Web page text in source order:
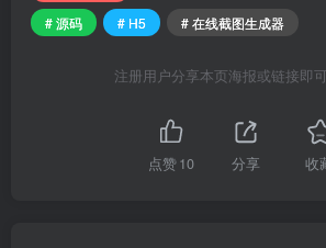
# 源码
# H5 # 在线截图生成器
注册用户分享本页海报或链接即
点赞10 分享 收